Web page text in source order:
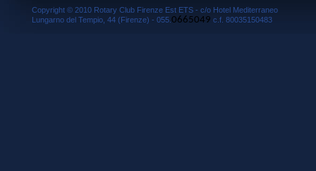
Copyright © 2010 Rotary Club Firenze Est ETS - c/o Hotel Mediterraneo
Lungarno del Tempio, 44 (Firenze) - 055. 0665049 c.f. 80035150483